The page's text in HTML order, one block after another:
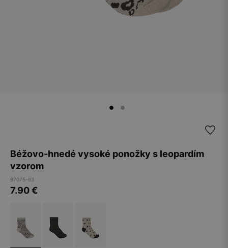
Béžovo-hnedé vysoké ponožky s leopardím
vzorom
97075-83
7.90€